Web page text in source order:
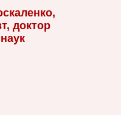
доктор